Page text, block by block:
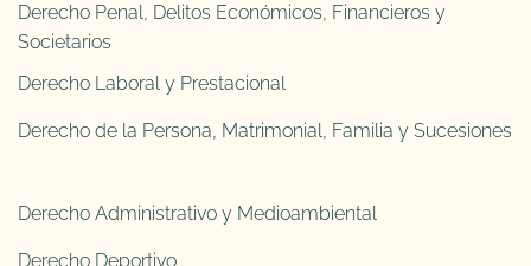
Derecho Penal, Delitos Económicos, Financieros y
Societarios
Derecho Laboral y Prestacional
Derecho de la Persona, Matrimonial, Familia y Sucesiones
Derecho Administrativo y Medioambiental
Derecho Deportivo